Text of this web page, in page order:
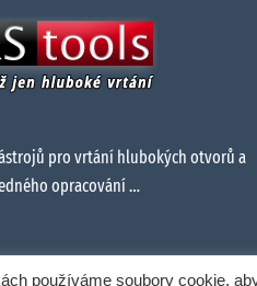
pro vrtání hlubokých otvorů a
opracování …
používáme soubory cookie,